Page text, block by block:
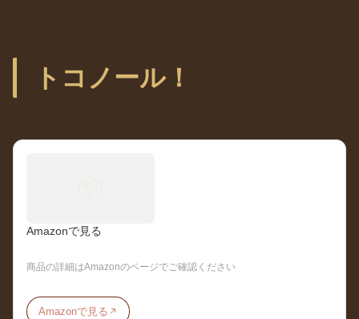
トコノール！
Amazonで見る
商品の詳細はAmazonのページでご確認ください
Amazonで見る